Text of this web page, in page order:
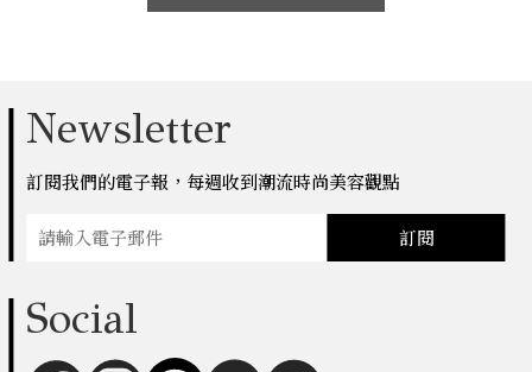
Newsletter
訂閱我們的電子報，每週收到潮流時尚美容觀點
訂閱
Social